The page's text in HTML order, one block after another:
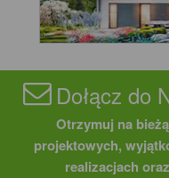
Dołącz do
Otrzymuj na
projektowych,
realizacjach